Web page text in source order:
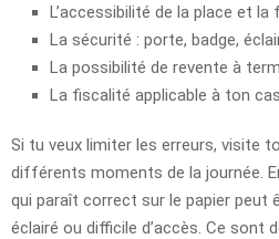
L’accessibilité de la place et
La sécurité : porte, badge,
La possibilité de revente à
La fiscalité applicable à ton cas.
Si tu veux limiter les erreurs, visite
différents moments de la journée.
qui paraît correct sur le papier peut
éclairé ou difficile d’accès. Ce sont